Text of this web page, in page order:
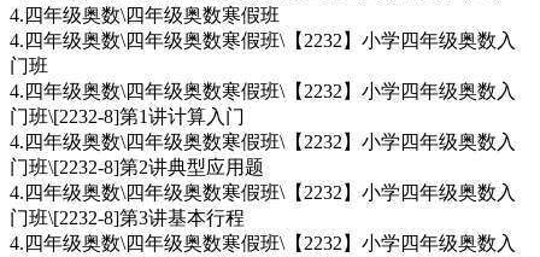
4.四年级奥数\四年级奥数寒假班
4.四年级奥数\四年级奥数寒假班\【2232】小学四年级奥数入
门班
4.四年级奥数\四年级奥数寒假班\【2232】小学四年级奥数入
门班\[2232-8]第1讲计算入门
4.四年级奥数\四年级奥数寒假班\【2232】小学四年级奥数入
门班\[2232-8]第2讲典型应用题
4.四年级奥数\四年级奥数寒假班\【2232】小学四年级奥数入
门班\[2232-8]第3讲基本行程
4.四年级奥数\四年级奥数寒假班\【2232】小学四年级奥数入